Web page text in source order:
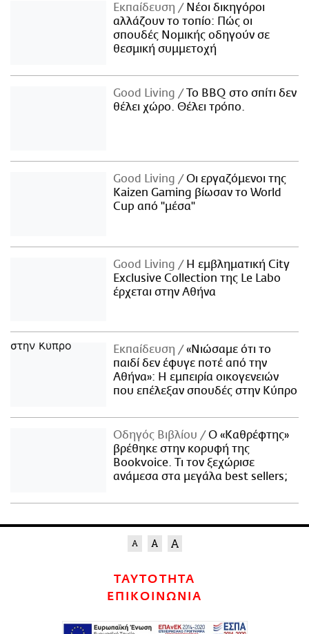
Εκπαίδευση
Νέοι δικηγόροι
αλλάζουν το τοπίο: Πώς οι
σπουδές Νομικής οδηγούν σε
θεσμική συμμετοχή
Good Living
Το BBQ στο σπίτι δεν
θέλει χώρο. Θέλει τρόπο.
Good Living
Οι εργαζόμενοι της
Kaizen Gaming βίωσαν το World
Cup από "μέσα"
Good Living
Η εμβληματική City
Exclusive Collection της Le Labo
έρχεται στην Αθήνα
Εκπαίδευση
«Νιώσαμε ότι το
παιδί δεν έφυγε ποτέ από την
Αθήνα»: Η εμπειρία οικογενειών
που επέλεξαν σπουδές στην Κύπρο
Οδηγός Βιβλίου
Ο «Καθρέφτης»
βρέθηκε στην κορυφή της
Bookvoice. Τι τον ξεχώρισε
ανάμεσα στα μεγάλα best sellers;
ΤΑΥΤΟΤΗΤΑ
ΕΠΙΚΟΙΝΩΝΙΑ